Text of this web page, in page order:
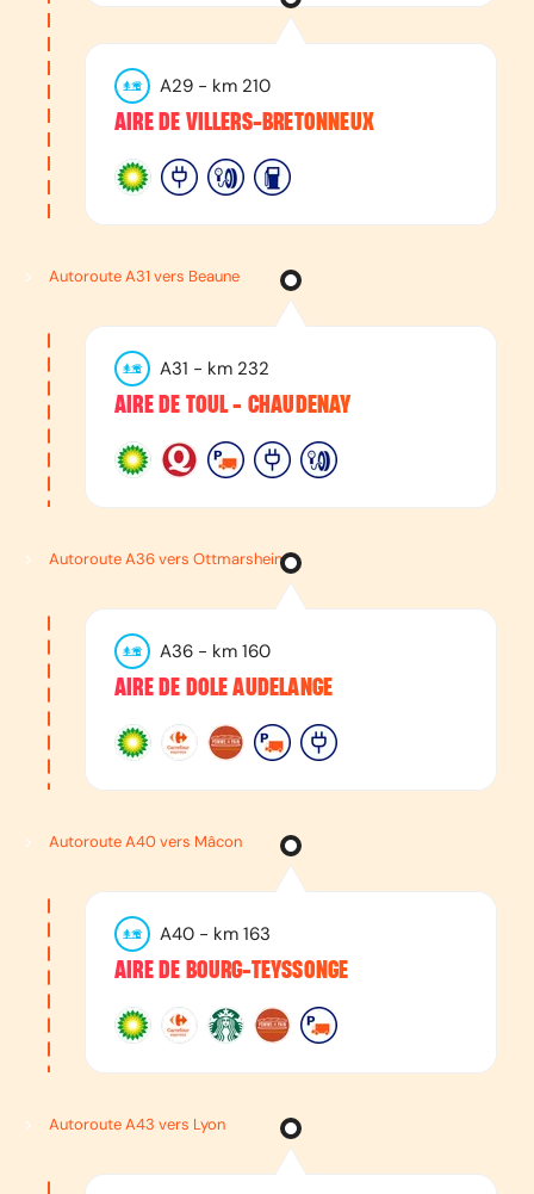
A29 - km 210
AIRE DE VILLERS-BRETONNEUX
Autoroute A31 vers Beaune
A31 - km 232
AIRE DE TOUL - CHAUDENAY
Autoroute A36 vers Ottmarsheim
A36 - km 160
AIRE DE DOLE AUDELANGE
Autoroute A40 vers Mâcon
A40 - km 163
AIRE DE BOURG-TEYSSONGE
Autoroute A43 vers Lyon